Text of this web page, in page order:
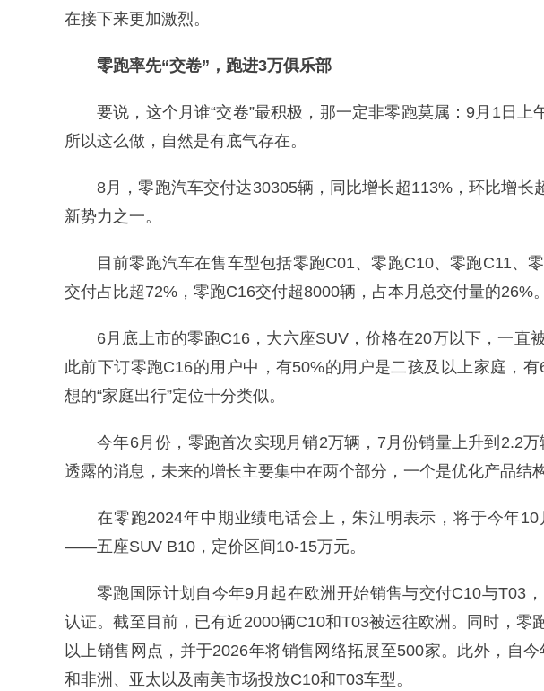
在接下来更加激烈。
零跑率先“交卷”，跑进3万俱乐部
要说，这个月谁“交卷”最积极，那一定非零跑莫属：9月1日上
所以这么做，自然是有底气存在。
8月，零跑汽车交付达30305辆，同比增长超113%，环比增长
新势力之一。
目前零跑汽车在售车型包括零跑C01、零跑C10、零跑C11、
交付占比超72%，零跑C16交付超8000辆，占本月总交付量的26%。
6月底上市的零跑C16，大六座SUV，价格在20万以下，一直
此前下订零跑C16的用户中，有50%的用户是二孩及以上家庭，
想的“家庭出行”定位十分类似。
今年6月份，零跑首次实现月销2万辆，7月份销量上升到2.2
透露的消息，未来的增长主要集中在两个部分，一个是优化产品结
在零跑2024年中期业绩电话会上，朱江明表示，将于今年
——五座SUV B10，定价区间10-15万元。
零跑国际计划自今年9月起在欧洲开始销售与交付C10与T03
认证。截至目前，已有近2000辆C10和T03被运往欧洲。同时，零
以上销售网点，并于2026年将销售网络拓展至500家。此外，自
和非洲、亚太以及南美市场投放C10和T03车型。